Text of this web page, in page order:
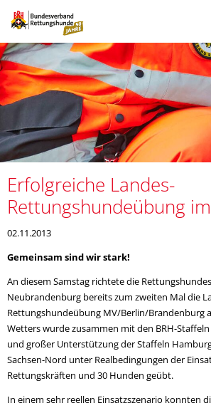
Erfolgreiche Landes-
Rettungshundeübung
02.11.2013
Gemeinsam sind wir stark!
An diesem Samstag richtete die
Neubrandenburg bereits zum zweiten Mal die
Rettungshundeübung MV/Berlin/Brandenburg
Wetters wurde zusammen mit den BRH-
und großer Unterstützung der Staffeln
Sachsen-Nord unter Realbedingungen der
Rettungskräften und 30 Hunden geübt.
In einem sehr reellen Einsatzszenario konnten